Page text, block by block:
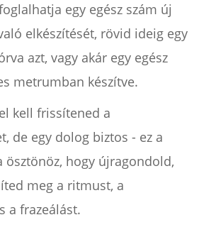
egy egész szám új
elkészítését, rövid ideig egy
azt, vagy akár egy egész
metrumban készítve.
kell frissítened a
de egy dolog biztos - ez a
ösztönöz, hogy újragondold,
meg a ritmust, a
a frazeálást.